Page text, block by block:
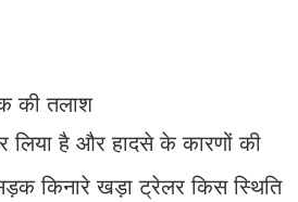
की तलाश
लिया है और हादसे के कारणों की
किनारे खड़ा ट्रेलर किस स्थिति